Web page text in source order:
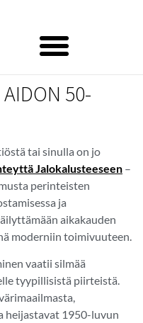
50-
tai sinulla on jo
Jalokalusteeseen –
perinteisten
ja
aikakauden
moderniin toimivuuteen.
vaatii silmää
tyypillisistä piirteistä.
heijastavat 1950-luvun